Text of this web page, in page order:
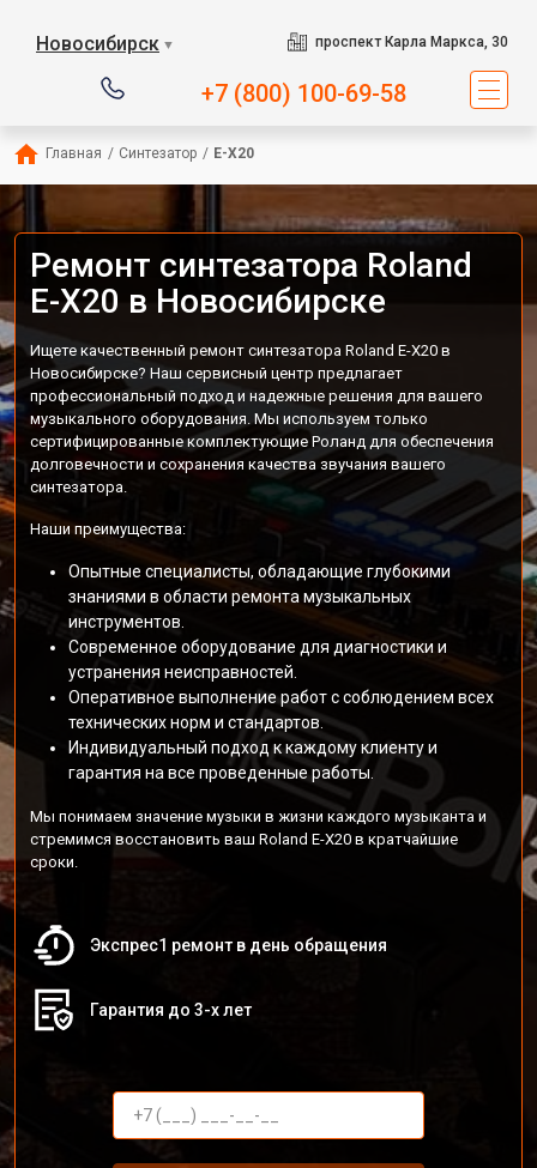
Новосибирск ▼ проспект Карла Маркса, 30
+7 (800) 100-69-58
Главная / Синтезатор / E-X20
Ремонт синтезатора Roland
E-X20 в Новосибирске
Ищете качественный ремонт синтезатора Roland E-X20 в
Новосибирске? Наш сервисный центр предлагает
профессиональный подход и надежные решения для вашего
музыкального оборудования. Мы используем только
сертифицированные комплектующие Роланд для обеспечения
долговечности и сохранения качества звучания вашего
синтезатора.
Наши преимущества:
Опытные специалисты, обладающие глубокими
знаниями в области ремонта музыкальных
инструментов.
Современное оборудование для диагностики и
устранения неисправностей.
Оперативное выполнение работ с соблюдением всех
технических норм и стандартов.
Индивидуальный подход к каждому клиенту и
гарантия на все проведенные работы.
Мы понимаем значение музыки в жизни каждого музыканта и
стремимся восстановить ваш Roland E-X20 в кратчайшие
сроки.
Экспрес1 ремонт в день обращения
Гарантия до 3-х лет